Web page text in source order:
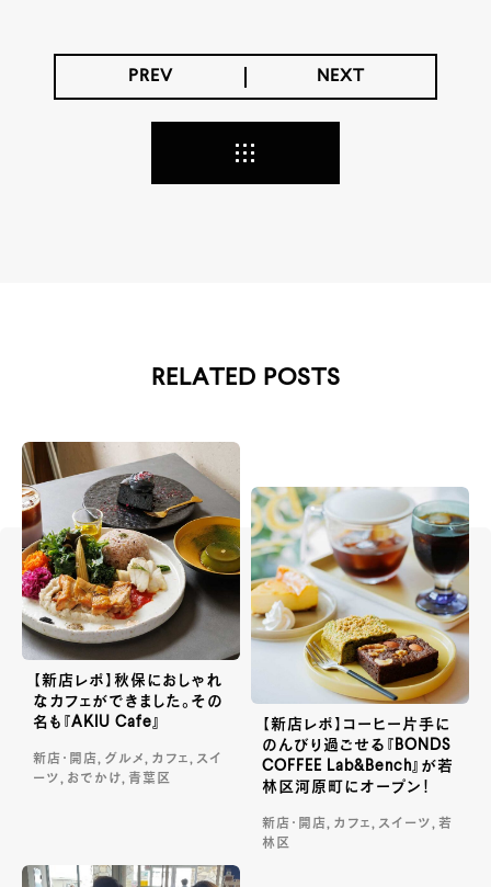
PREV NEXT
RELATED POSTS
【新店レポ】秋保におしゃれ
なカフェができました。その
名も『AKIU Cafe』
新店・開店, グルメ, カフェ, スイ
ーツ, おでかけ, 青葉区
【新店レポ】コーヒー片手に
のんびり過ごせる『BONDS
COFFEE Lab&Bench』が若
林区河原町にオープン！
新店・開店, カフェ, スイーツ, 若
林区